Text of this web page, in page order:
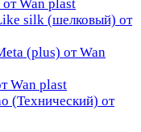
Wan plast
silk (шелковый) от
(plus) от Wan
Wan plast
(Технический) от